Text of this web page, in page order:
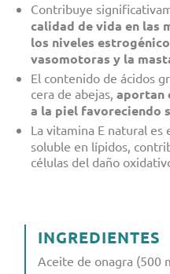
Contribuye
calidad de vida en las
los niveles
vasomotoras y la
El contenido de ácidos
cera de abejas, aportan
a la piel favoreciendo
La vitamina E natural es
soluble en lípidos,
células del daño
INGREDIENTES
Aceite de onagra (500